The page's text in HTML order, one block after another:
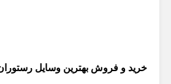
خرید و فروش بهترین وسایل رستوران